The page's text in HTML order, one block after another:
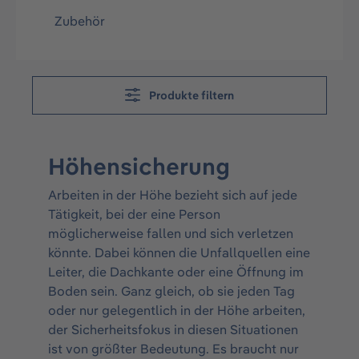
Zubehör
Produkte filtern
Höhensicherung
Arbeiten in der Höhe bezieht sich auf jede
Tätigkeit, bei der eine Person
möglicherweise fallen und sich verletzen
könnte. Dabei können die Unfallquellen eine
Leiter, die Dachkante oder eine Öffnung im
Boden sein. Ganz gleich, ob sie jeden Tag
oder nur gelegentlich in der Höhe arbeiten,
der Sicherheitsfokus in diesen Situationen
ist von größter Bedeutung. Es braucht nur